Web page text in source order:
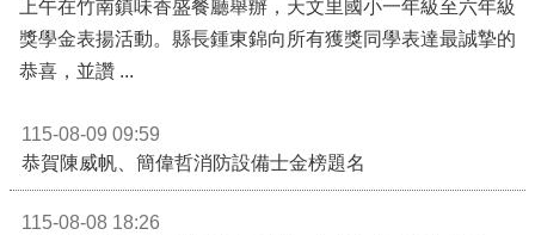
上午在竹南鎮味香盛餐廳舉辦，天文里國小一年級至六年級
獎學金表揚活動。縣長鍾東錦向所有獲獎同學表達最誠摯的
恭喜，並讚 ...
115-08-09 09:59
恭賀陳威帆、簡偉哲消防設備士金榜題名
115-08-08 18:26